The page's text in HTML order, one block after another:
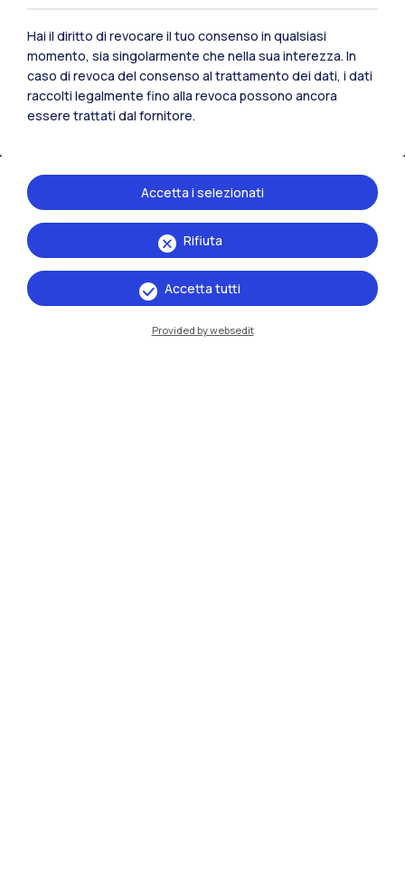
IT EN
Sedi
Milano Bovisa
Cremona
Lecco
Hai il diritto di revocare il tuo consenso in qualsiasi
momento, sia singolarmente che nella sua interezza. In
caso di revoca del consenso al trattamento dei dati, i dati
raccolti legalmente fino alla revoca possono ancora
essere trattati dal fornitore.
Rifiuta
Accetta i selezionati
Accetta tutti
Provided by websedit